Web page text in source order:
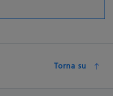
Torna su